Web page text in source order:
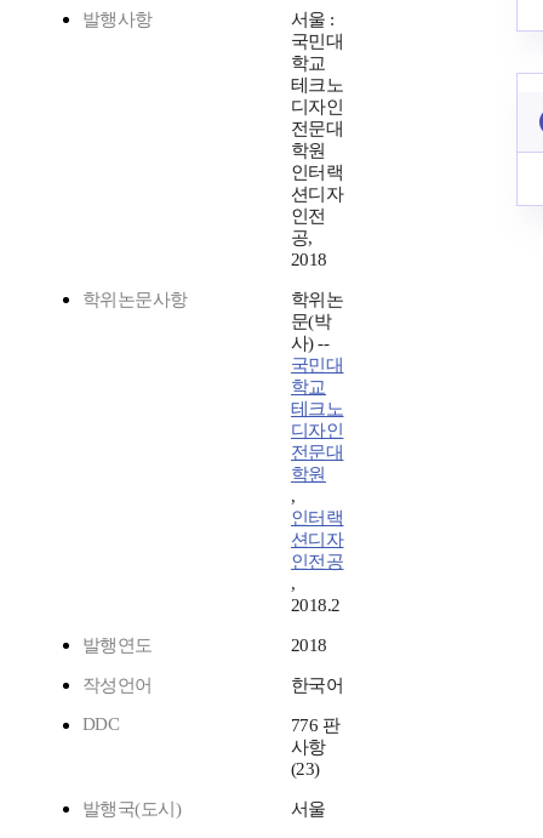
발행사항
서울 :
국민대
학교
테크노
디자인
전문대
학원
인터랙
션디자
인전
공,
2018
학위논문사항
학위논
문(박
사) --
국민대
학교
테크노
디자인
전문대
학원
,
인터랙
션디자
인전공
,
2018.2
발행연도 2018
작성언어
한국어
DDC
776 판
사항
(23)
발행국(도시) 서울